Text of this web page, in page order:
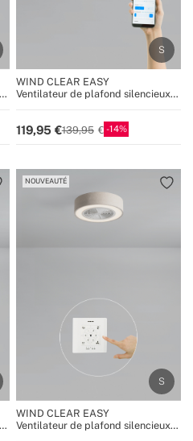
WIND CLEAR EASY
Ventilateur de plafond silencieux
119,95 139,95 14
NOUVEAUTÉ
WIND CLEAR EASY
Ventilateur de plafond silencieux